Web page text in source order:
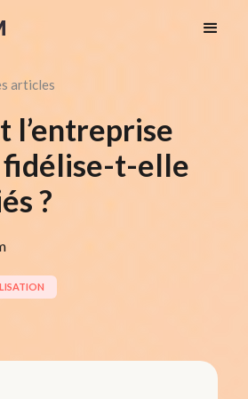
articles
l’entreprise
t-elle
?